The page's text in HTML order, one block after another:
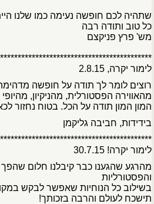
שתהיה לכם חופשה נעימה כמו שלנו
כל טוב ותודה רבה
מש' פרץ פניקצם
לימור יקרה, 2.8.15
רוצים לומר לך תודה על חופשה
מהאווירה הפסטורלית, מהניקיון,
המון המון תודה על הכל. בטוח נחזור
בידידות, חביבה גליקמן
לימור יקרה! 30.7.15
מהרגע שהגענו כבר קיבלנו חלום
והפסטורליות
בשילוב כל הנוחיות שאפשר לבקש
תישכח לעולם והרבה בזכותך!